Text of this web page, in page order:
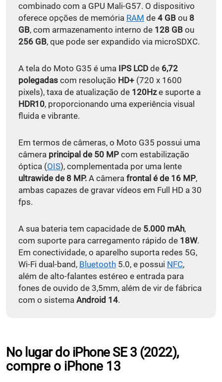
combinado com a GPU Mali-G57. O dispositivo
oferece opções de memória RAM de 4 GB ou 8
GB, com armazenamento interno de 128 GB ou
256 GB, que pode ser expandido via microSDXC.
A tela do Moto G35 é uma IPS LCD de 6,72
polegadas com resolução HD+ (720 x 1600
pixels), taxa de atualização de 120Hze suporte a
HDR10, proporcionando uma experiência visual
fluida e vibrante.
Em termos de câmeras, o Moto G35 possui uma
câmera principal de 50 MP com estabilização
óptica (OIS), complementada por uma lente
ultrawide de 8 MP. A câmera frontal é de 16 MP,
ambas capazes de gravar vídeos em Full HD a 30
fps.
A sua bateria tem capacidade de 5.000 mAh,
com suporte para carregamento rápido de 18W.
Em conectividade, o aparelho suporta redes 5G,
Wi-Fi dual-band, Bluetooth 5.0, e possui NFC,
além de alto-falantes estéreo e entrada para
fones de ouvido de 3,5mm, além de vir de fábrica
com o sistema Android 14.
No lugar do iPhone SE 3 (2022),
compre o iPhone 13